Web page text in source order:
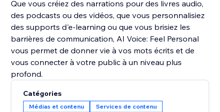
Que vous créiez des narrations pour des livres audio,
des podcasts ou des vidéos, que vous personnalisiez
des supports d'e-learning ou que vous brisiez les
barrières de communication, AI Voice: Feel Personal
vous permet de donner vie à vos mots écrits et de
vous connecter à votre public à un niveau plus
profond.
Catégories
Médias et contenu Services de contenu